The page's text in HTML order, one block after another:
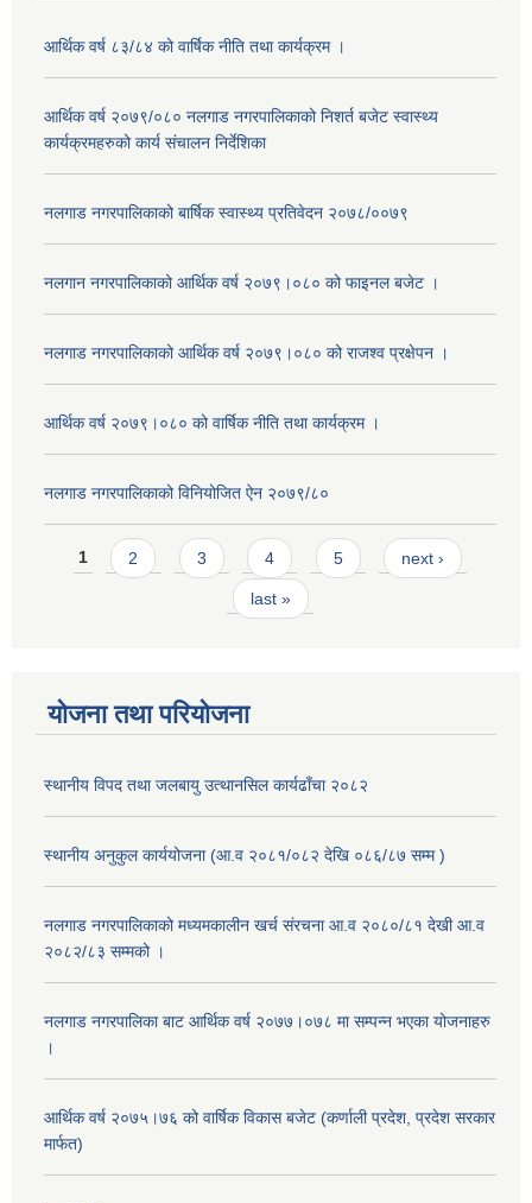
आर्थिक वर्ष ८३/८४ को वार्षिक नीति तथा कार्यक्रम ।
आर्थिक वर्ष २०७९/०८० नलगाड नगरपालिकाको निशर्त बजेट स्वास्थ्य
कार्यक्रमहरुको कार्य संचालन निर्देशिका
नलगाड नगरपालिकाको बार्षिक स्वास्थ्य प्रतिवेदन २०७८/००७९
नलगान नगरपालिकाको आर्थिक वर्ष २०७९।०८० को फाइनल बजेट ।
नलगाड नगरपालिकाको आर्थिक वर्ष २०७९।०८० को राजश्व प्रक्षेपन ।
आर्थिक वर्ष २०७९।०८० को वार्षिक नीति तथा कार्यक्रम ।
नलगाड नगरपालिकाको विनियोजित ऐन २०७९/८०
Pages
1 2 3 4 5 next ›
last »
योजना तथा परियोजना
स्थानीय विपद तथा जलबायु उत्थानसिल कार्यढाँचा २०८२
स्थानीय अनुकुल कार्ययोजना (आ.व २०८१/०८२ देखि ०८६/८७ सम्म )
नलगाड नगरपालिकाको मध्यमकालीन खर्च संरचना आ.व २०८०/८१ देखी आ.व
२०८२/८३ सम्मको ।
नलगाड नगरपालिका बाट आर्थिक वर्ष २०७७।०७८ मा सम्पन्न भएका योजनाहरु
।
आर्थिक वर्ष २०७५।७६ को वार्षिक विकास बजेट (कर्णाली प्रदेश, प्रदेश सरकार
मार्फत)